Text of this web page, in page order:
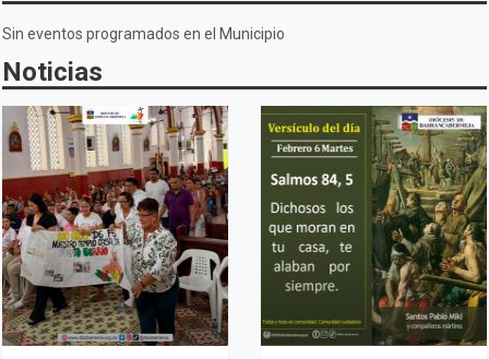
Sin eventos programados en el Municipio
Noticias